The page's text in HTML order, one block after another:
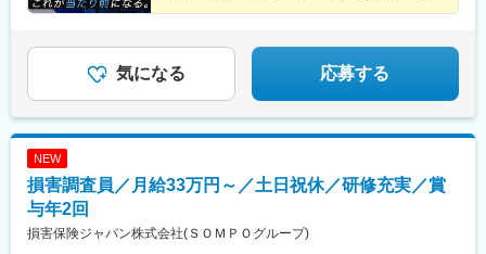
駅、藤沢駅、平塚駅、沼津駅、高島町駅、馬車道駅、みなとみら
前駅(長野県)、信濃荒井駅、電気ビル前駅、北鉄金沢駅、仁愛女子
高校駅、敦賀駅、西岐阜駅、高山駅、多治見駅、新静岡駅、富士
駅、第一通り駅、駅前駅、久屋大通駅、尾張一宮駅、津新町駅、
駅、徳島駅、阿南駅、片原町駅(香川県)、松山市駅、丸亀駅、はり
まや橋駅、博多駅、小倉駅(福岡県)、東比恵駅、通谷駅、西鉄久留
米駅、佐賀駅、平和公園駅、佐世保中央駅、水道町駅、大分駅、
中津駅(大分県)、宮崎駅、高見馬場駅、隼人駅、美栄橋駅、バスセ
気になる 応募する
NEW
損害調査員／月給33万円～／土日祝休／研修充実／賞
与年2回
損害保険ジャパン株式会社(ＳＯＭＰＯグループ)